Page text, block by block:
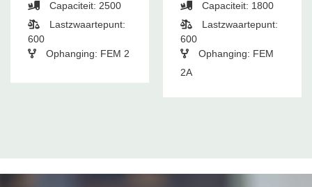
Capaciteit: 2500
Lastzwaartepunt:
600
Ophanging: FEM 2
Capaciteit: 1800
Lastzwaartepunt:
600
Ophanging: FEM
2A